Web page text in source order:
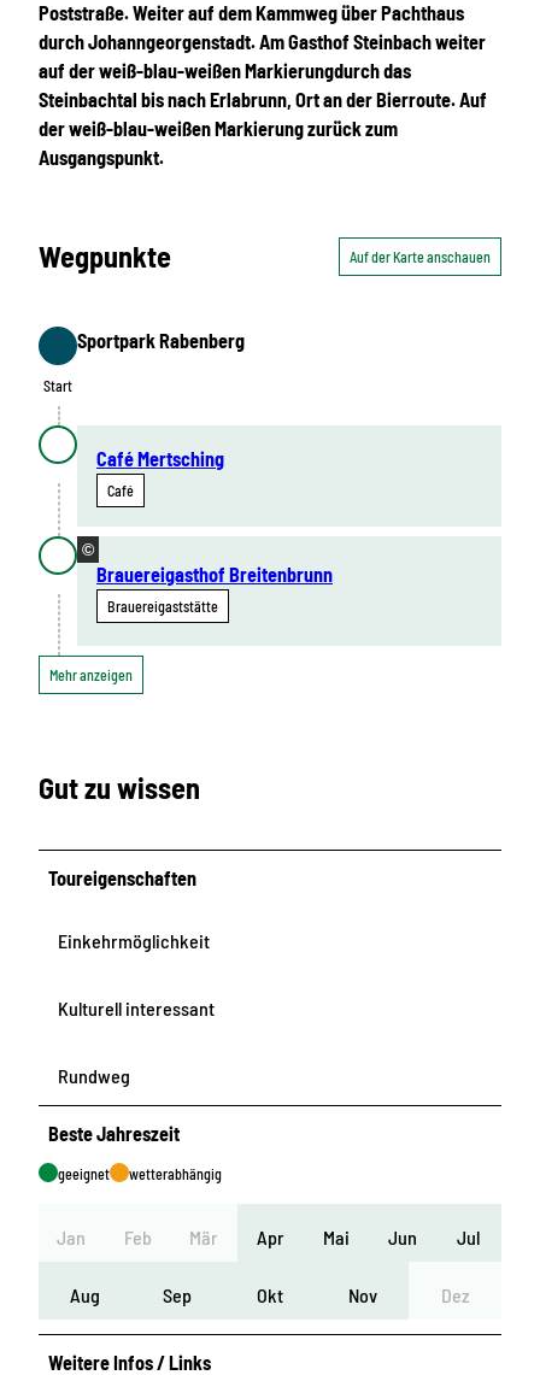
Poststraße. Weiter auf dem Kammweg über Pachthaus
durch Johanngeorgenstadt. Am Gasthof Steinbach weiter
auf der weiß-blau-weißen Markierungdurch das
Steinbachtal bis nach Erlabrunn, Ort an der Bierroute. Auf
der weiß-blau-weißen Markierung zurück zum
Ausgangspunkt.
Wegpunkte Auf der Karte anschauen
Start
Start
Sportpark Rabenberg
Café Mertsching
Café
©
Brauereigasthof Breitenbrunn
Brauereigaststätte
Mehr anzeigen
Gut zu wissen
Toureigenschaften
Einkehrmöglichkeit
Kulturell interessant
Rundweg
Beste Jahreszeit
geeignet wetterabhängig
Jan Feb Mär Apr Mai Jun Jul
Aug Sep Okt Nov Dez
Weitere Infos / Links